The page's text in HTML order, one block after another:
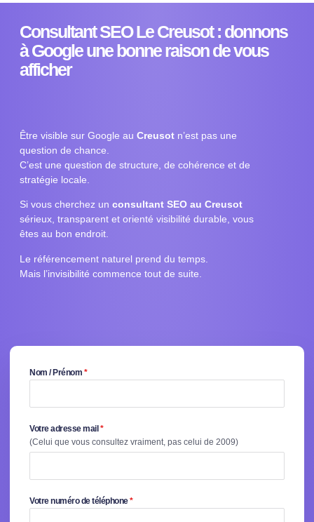
Nom / Prénom *
Votre adresse mail *
(Celui que vous consultez vraiment, pas celui de 2009)
Votre numéro de téléphone*
Consultant SEO Le Creusot : donnons
à Google une bonne raison de vous
afficher
Être visible sur Google au Creusot n’est pas une
question de chance.
C’est une question de structure, de cohérence et de
stratégie locale.
Si vous cherchez un consultant SEO au Creusot
sérieux, transparent et orienté visibilité durable, vous
êtes au bon endroit.
Le référencement naturel prend du temps.
Mais l’invisibilité commence tout de suite.